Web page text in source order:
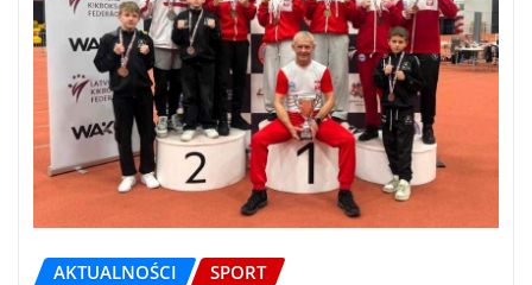
AKTUALNOŚCI SPORT